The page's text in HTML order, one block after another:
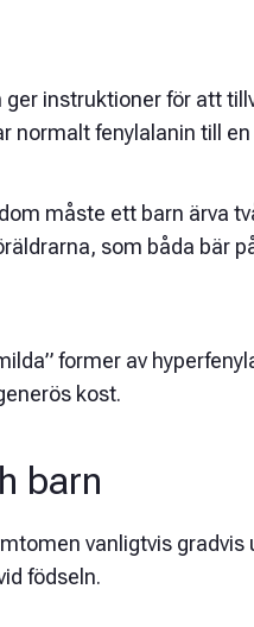
ger instruktioner för att
normalt fenylalanin till
måste ett barn ärva
som båda bär
former av
kost.
barn
vanligtvis
födseln.